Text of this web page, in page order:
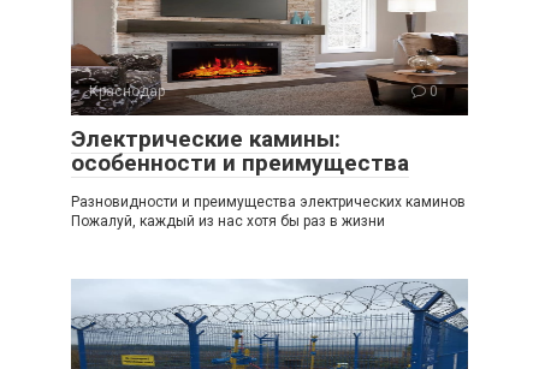
Краснодар 0
Электрические камины:
особенности и преимущества
Разновидности и преимущества электрических каминов
Пожалуй, каждый из нас хотя бы раз в жизни